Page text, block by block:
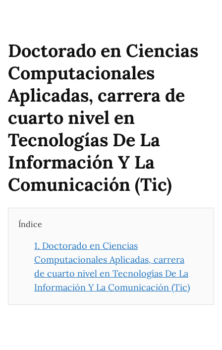
Doctorado en Ciencias
Computacionales
Aplicadas, carrera de
cuarto nivel en
Tecnologías De La
Información Y La
Comunicación (Tic)
Índice
1. Doctorado en Ciencias
Computacionales Aplicadas, carrera
de cuarto nivel en Tecnologías De La
Información Y La Comunicación (Tic)